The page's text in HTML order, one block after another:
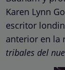
Karen Lynn
escritor
anterior en la
tribales del